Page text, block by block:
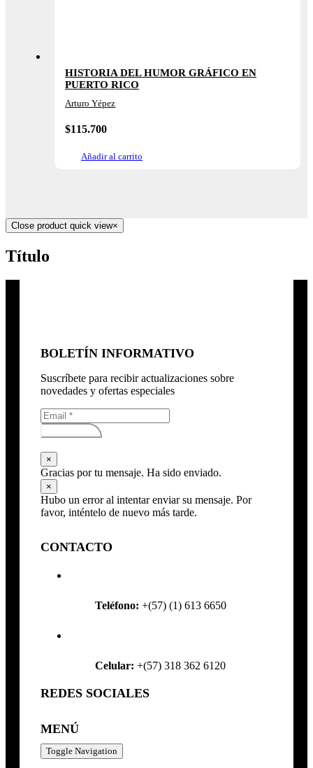
HISTORIA DEL HUMOR GRÁFICO EN
PUERTO RICO
Arturo Yépez
$115.700
Añadir al carrito
Close product quick view×
Título
BOLETÍN INFORMATIVO
Suscríbete para recibir actualizaciones sobre
novedades y ofertas especiales
Subscribirse
×
Gracias por tu mensaje. Ha sido enviado.
×
Hubo un error al intentar enviar su mensaje. Por
favor, inténtelo de nuevo más tarde.
CONTACTO
Teléfono: +(57) (1) 613 6650
Celular: +(57) 318 362 6120
REDES SOCIALES
MENÚ
Toggle Navigation